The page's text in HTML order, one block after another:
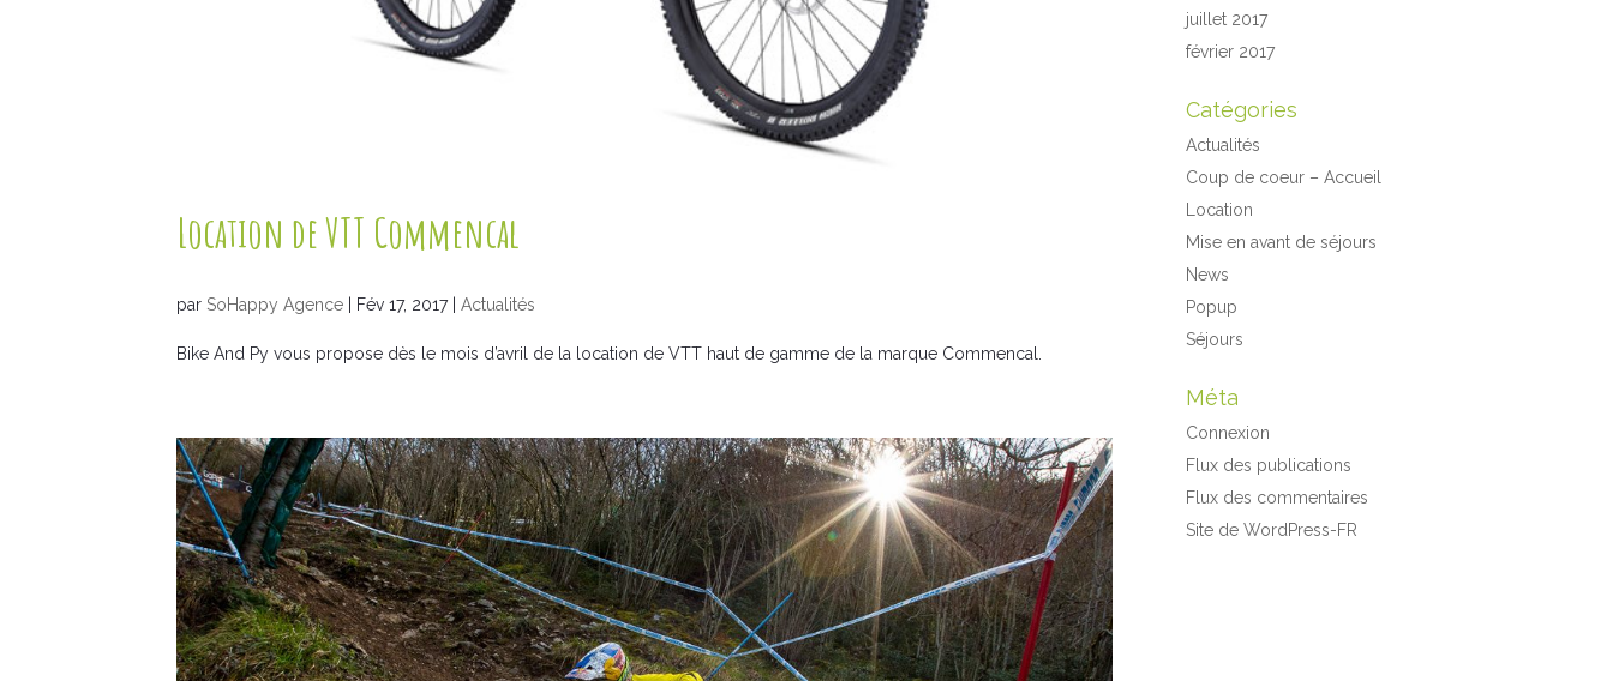
Location de VTT Commencal
par SoHappy Agence Fév 17, 2017| Actualités
Bike And Py vous propose dès le mois d’avril de la location de VTT haut de gamme de la marque Commencal.
juillet 2017
février 2017
Catégories
Actualités
Coup de coeur – Accueil
Location
Mise en avant de séjours
News
Popup
Séjours
Méta
Connexion
Flux des publications
Flux des commentaires
Site de WordPress-FR